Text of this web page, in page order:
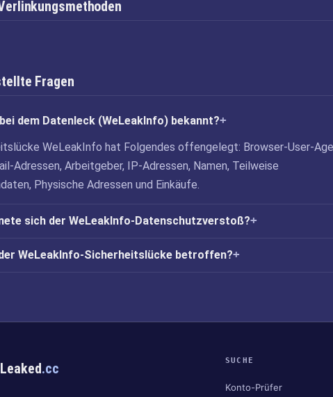
Fragen
dem Datenleck (WeLeakInfo) bekannt?
WeLeakInfo hat Folgendes offengelegt: Browser-User-
Adressen, Arbeitgeber, IP-Adressen, Namen, Teilweise
Physische Adressen und Einkäufe.
sich der WeLeakInfo-Datenschutzverstoß?
WeLeakInfo-Sicherheitslücke betroffen?
.cc SUCHE
Konto-Prüfer